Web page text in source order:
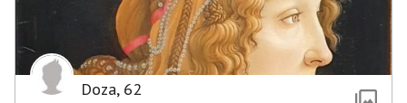
Doza, 62